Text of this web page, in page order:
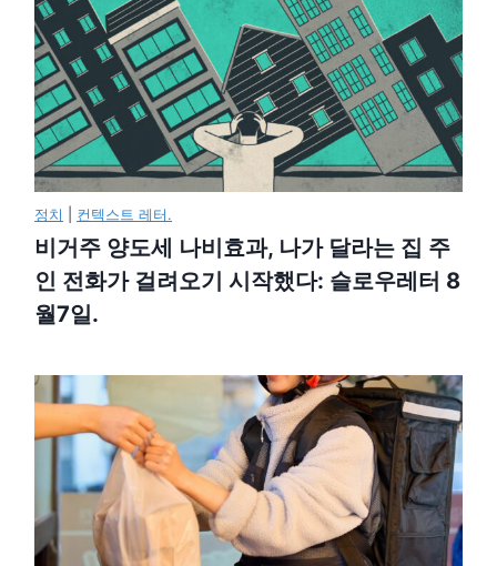
정치 컨텍스트 레터.
비거주 양도세 나비효과, 나가 달라는 집 주
인 전화가 걸려오기 시작했다: 슬로우레터 8
월7일.